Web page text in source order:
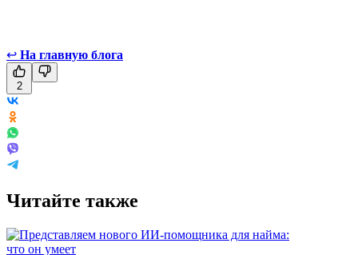
↩ На главную блога
2
Читайте также